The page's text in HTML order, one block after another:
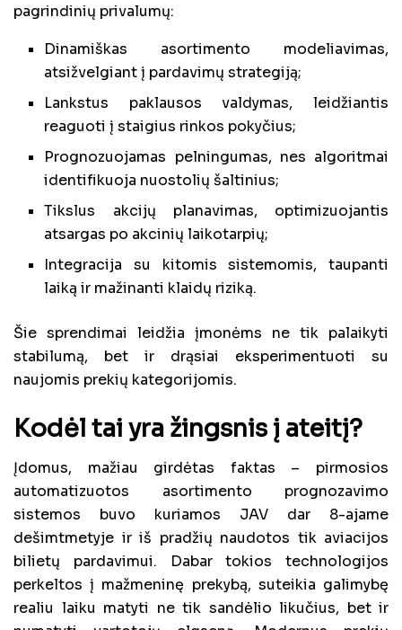
pagrindinių privalumų:
Dinamiškas asortimento modeliavimas,
atsižvelgiant į pardavimų strategiją;
Lankstus paklausos valdymas, leidžiantis
reaguoti į staigius rinkos pokyčius;
Prognozuojamas pelningumas, nes algoritmai
identifikuoja nuostolių šaltinius;
Tikslus akcijų planavimas, optimizuojantis
atsargas po akcinių laikotarpių;
Integracija su kitomis sistemomis, taupanti
laiką ir mažinanti klaidų riziką.
Šie sprendimai leidžia įmonėms ne tik palaikyti
stabilumą, bet ir drąsiai eksperimentuoti su
naujomis prekių kategorijomis.
Kodėl tai yra žingsnis į ateitį?
Įdomus, mažiau girdėtas faktas – pirmosios
automatizuotos asortimento prognozavimo
sistemos buvo kuriamos JAV dar 8-ajame
dešimtmetyje ir iš pradžių naudotos tik aviacijos
bilietų pardavimui. Dabar tokios technologijos
perkeltos į mažmeninę prekybą, suteikia galimybę
realiu laiku matyti ne tik sandėlio likučius, bet ir